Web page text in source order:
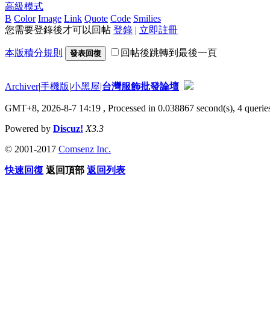
高級模式
B Color Image Link Quote Code Smilies
您需要登錄後才可以回帖 登錄 | 立即註冊
本版積分規則 發表回復 回帖後跳轉到最後一頁
Archiver|手機版|小黑屋|台灣服飾批發論壇
GMT+8, 2026-8-7 14:19 , Processed in 0.038867 second(s), 4
Powered by Discuz! X3.3
© 2001-2017 Comsenz Inc.
快速回復 返回頂部 返回列表